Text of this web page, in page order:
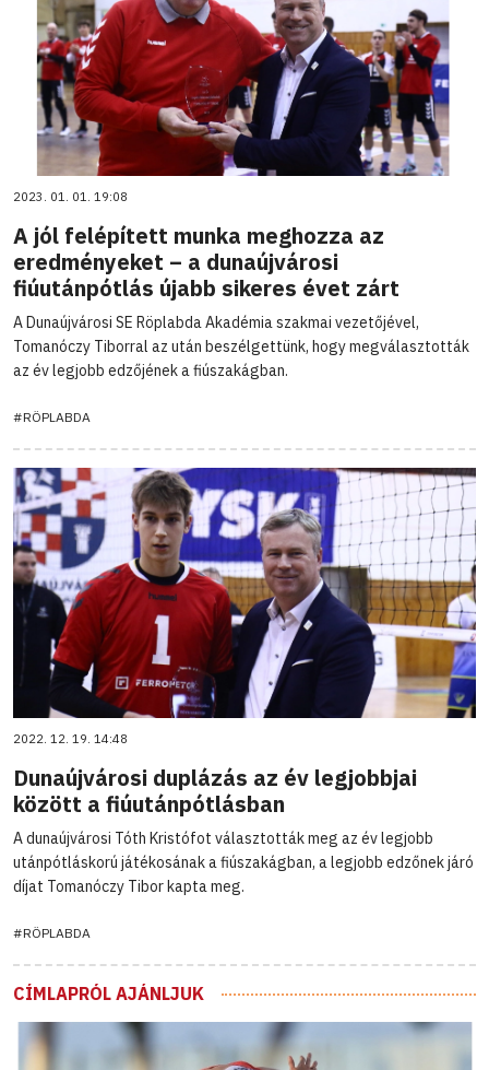
2023. 01. 01. 19:08
A jól felépített munka meghozza az
eredményeket – a dunaújvárosi
fiúutánpótlás újabb sikeres évet zárt
A Dunaújvárosi SE Röplabda Akadémia szakmai vezetőjével,
Tomanóczy Tiborral az után beszélgettünk, hogy megválasztották
az év legjobb edzőjének a fiúszakágban.
#RÖPLABDA
2022. 12. 19. 14:48
Dunaújvárosi duplázás az év legjobbjai
között a fiúutánpótlásban
A dunaújvárosi Tóth Kristófot választották meg az év legjobb
utánpótláskorú játékosának a fiúszakágban, a legjobb edzőnek járó
díjat Tomanóczy Tibor kapta meg.
#RÖPLABDA
CÍMLAPRÓL AJÁNLJUK